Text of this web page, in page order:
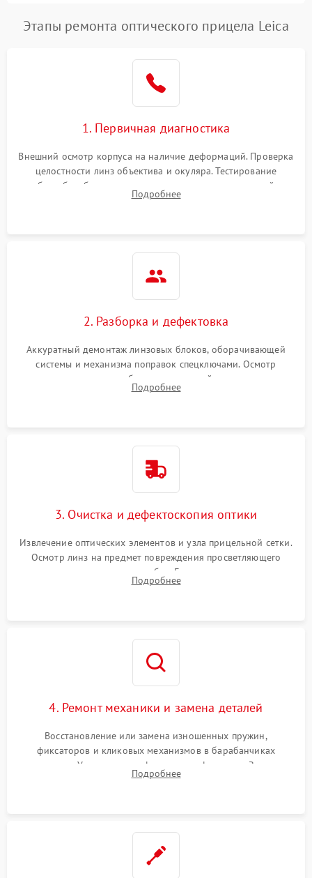
Этапы ремонта оптического прицела Leica
1. Первичная диагностика
Внешний осмотр корпуса на наличие деформаций. Проверка
целостности линз объектива и окуляра. Тестирование
работы барабанчиков ввода поправок, кольца отстройки
параллакса и зума. Выявление сколов, внутренних
Подробнее
2. Разборка и дефектовка
Аккуратный демонтаж линзовых блоков, оборачивающей
системы и механизма поправок спецключами. Осмотр
внутренних резьбовых соединений, пружин и
уплотнительных колец. Поиск причин люфта, смещения
Подробнее
3. Очистка и дефектоскопия оптики
Извлечение оптических элементов и узла прицельной сетки.
Осмотр линз на предмет повреждения просветляющего
покрытия или появления грибка. Бережная очистка стекол
спецрастворами. Проверка целостности гравированной
Подробнее
4. Ремонт механики и замена деталей
Восстановление или замена изношенных пружин,
фиксаторов и кликовых механизмов в барабанчиках
поправок. Устранение люфтов в трансфокаторе. Замена
поврежденных линз, разбитой сетки или восстановление
Подробнее